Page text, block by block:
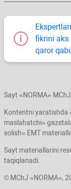
fikrini aks
qaror
Sayt «NORMA»
Kontentni yaratishda
maslahatchi»
solish» EMT
Sayt materiallarini
taqiqlanadi.
© MChJ «NORMA»,